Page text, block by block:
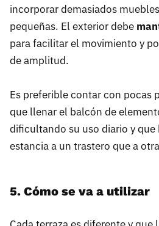
incorporar demasiados
pequeñas. El exterior debe
para facilitar el movimiento y
de amplitud.
Es preferible contar con pocas
que llenar el balcón de
dificultando su uso diario y que
estancia a un trastero que a
5. Cómo se va a utilizar